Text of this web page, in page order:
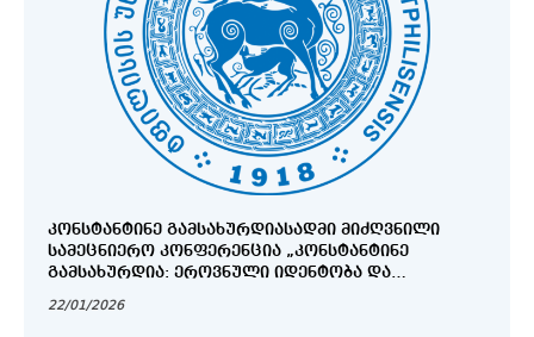
ᲙᲝᲜᲡᲢᲐᲜᲢᲘᲜᲔ ᲒᲐᲛᲡᲐᲮᲣᲠᲓᲘᲐᲡᲐᲓᲛᲘ ᲛᲘᲫᲦᲕᲜᲘᲚᲘ
ᲡᲐᲛᲔᲪᲜᲘᲔᲠᲝ ᲙᲝᲜᲤᲔᲠᲔᲜᲪᲘᲐ „ᲙᲝᲜᲡᲢᲐᲜᲢᲘᲜᲔ
ᲒᲐᲛᲡᲐᲮᲣᲠᲓᲘᲐ: ᲔᲠᲝᲕᲜᲣᲚᲘ ᲘᲓᲔᲜᲢᲝᲑᲐ ᲓᲐ
22/01/2026